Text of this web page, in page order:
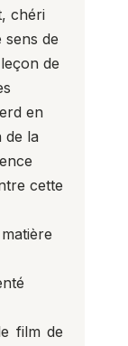
chéri
de
de
en
de la
cette
film de